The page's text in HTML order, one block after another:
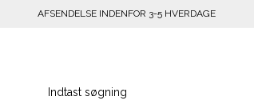
AFSENDELSE INDENFOR 3-5 HVERDAGE